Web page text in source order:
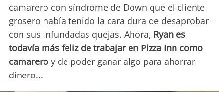
camarero con síndrome de Down que el cliente
grosero había tenido la cara dura de desaprobar
con sus infundadas quejas. Ahora, Ryan es
todavía más feliz de trabajar en Pizza Inn como
camarero y de poder ganar algo para ahorrar
dinero...